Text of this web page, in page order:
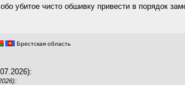
убитое чисто обшивку привести в порядок
Брестская область